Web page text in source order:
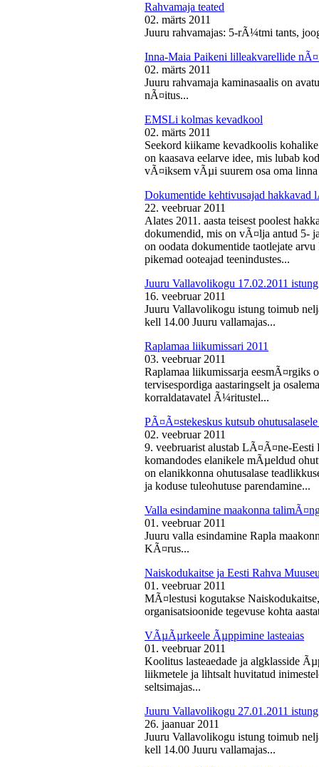
Rahvamaja teated
02. märts 2011
Juuru rahvamajas: 5-rÃ¼tmi tants,
Inna-Maia Paikeni lilleakvarellide
02. märts 2011
Juuru rahvamaja kaminasaalis on
nÃ¤itus...
EMSLi kolmas kevadkool
02. märts 2011
Seekord kiikame kevadkoolis
on kaasava eelarve idee, mis lubab
vÃ¤iksem vÃµi suurem osa oma
Dokumentide kehtivusajad hakkavad
22. veebruar 2011
Alates 2011. aasta teisest poolest
dokumendid, mis on vÃ¤lja antud 5-
on oodata dokumentide taotlejate
pikemad ooteajad teenindustes...
Juuru Vallavolikogu 17.02.2011 istung
16. veebruar 2011
Juuru Vallavolikogu istung toimub
kell 14.00 Juuru vallamajas...
Raplamaa liikumissari 2011
03. veebruar 2011
Raplamaa liikumissarja eesmÃ¤rgiks
tervisespordiga aastaringselt ja
korraldatavatel Ã¼ritustel...
PÃ¤Ã¤stekeskus kutsub
02. veebruar 2011
9. veebruarist alustab LÃ¤Ã¤ne-
komandodes elanikele mÃµeldud
on elanikkonna ohutusalase
ja koduse tuleohutuse parendamine...
Valla esindamine maakonna
01. veebruar 2011
Juuru valla esindamine Rapla
KÃ¤rus...
Naiskodukaitse ja Eesti Rahva
01. veebruar 2011
MÃ¤lestusi kogutakse
organisatsioonide tegevuse kohta
VÃµÃµrkeele Ãµppimine lasteaias
01. veebruar 2011
Koolitus lasteaedade ja algklasside
liikmetele ja lihtsalt huvitatud
seltsimajas...
Juuru Vallavolikogu 27.01.2011 istung
26. jaanuar 2011
Juuru Vallavolikogu istung toimub
kell 14.00 Juuru vallamajas...